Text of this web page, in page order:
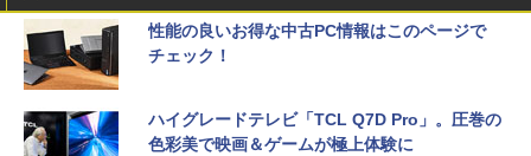
性能の良いお得な中古PC情報はこのページで
チェック！
ハイグレードテレビ「TCL Q7D Pro」。圧巻の
色彩美で映画＆ゲームが極上体験に